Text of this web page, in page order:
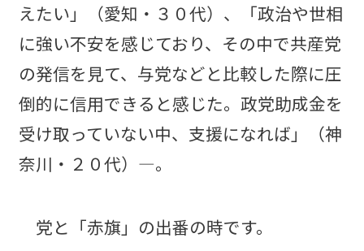
えたい」（愛知・３０代）、「政治や世相
に強い不安を感じており、その中で共産党
の発信を見て、与党などと比較した際に圧
倒的に信用できると感じた。政党助成金を
受け取っていない中、支援になれば」（神
奈川・２０代）―。
党と「赤旗」の出番の時です。